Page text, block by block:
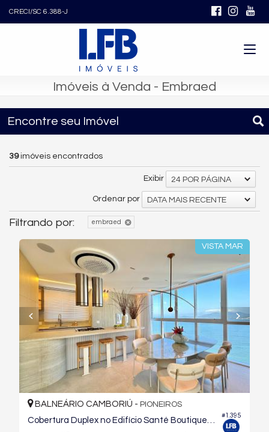
CRECI/SC 6.388-J
Imóveis à Venda - Embraed
Encontre seu Imóvel
39imóveis encontrados
Exibir 24 POR PÁGINA
Ordenar por DATA MAIS RECENTE
Filtrando por: embraed
VISTA MAR
#1.395
BALNEÁRIO CAMBORIÚ - PIONEIROS
Cobertura Duplex no Edifício Santé Boutique Residence